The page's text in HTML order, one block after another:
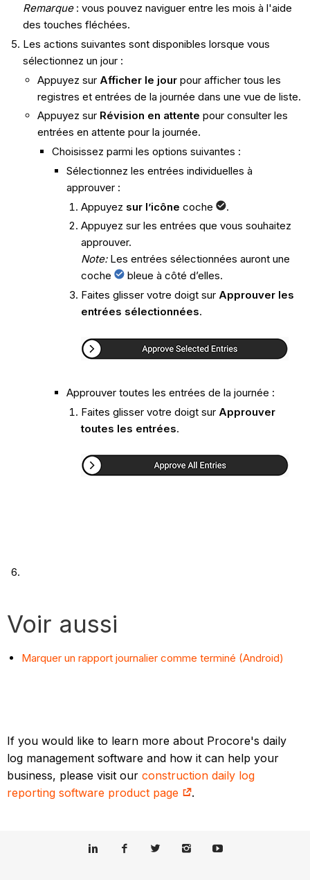
Remarque: vous pouvez naviguer entre les mois à l'aide
des touches fléchées.
Les actions suivantes sont disponibles lorsque vous
sélectionnez un jour :
Appuyez sur Afficher le jourpour afficher tous les
registres et entrées de la journée dans une vue de liste.
Appuyez sur Révision en attente pour consulter les
entrées en attente pour la journée.
Choisissez parmi les options suivantes :
Sélectionnez les entrées individuelles à
approuver :
Appuyez sur l’icône coche
.
Appuyez sur les entrées que vous souhaitez
approuver.
Note: Les entrées sélectionnées auront une
coche
bleue à côté d’elles.
Faites glisser votre doigt sur Approuver les
entrées sélectionnées.
Approuver toutes les entrées de la journée :
Faites glisser votre doigt sur Approuver
toutes les entrées.
Voir aussi
Marquer un rapport journalier comme terminé (Android)
If you would like to learn more about Procore's daily
log management software and how it can help your
business, please visit ourconstruction daily log
reporting software product page
.